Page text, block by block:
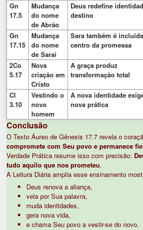
Gn
17.5
Mudança
do nome
de Abrão
Deus redefine
destino
Gn
17.15
Mudança
do nome
de Sarai
Sara também é
centro da promessa
2Co
5.17
Nova
criação em
Cristo
A graça produz
transformação total
Cl
3.10
Vestindo o
novo
homem
A nova identidade
nova prática
Conclusão
O Texto Áureo de Gênesis 17.7 revela o
compromete com Seu povo e permanece
Verdade Prática resume isso com precisão:
tudo aquilo que nos prometeu.
A Leitura Diária amplia esse ensinamento
Deus renova a aliança,
vela por Sua palavra,
muda identidades,
gera nova vida,
e chama Seu povo a vestir-se do novo.